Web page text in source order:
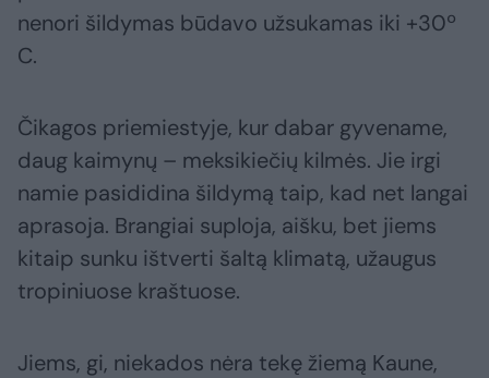
nenori šildymas būdavo užsukamas iki +30º
C.
Čikagos priemiestyje, kur dabar gyvename,
daug kaimynų – meksikiečių kilmės. Jie irgi
namie pasididina šildymą taip, kad net langai
aprasoja. Brangiai suploja, aišku, bet jiems
kitaip sunku ištverti šaltą klimatą, užaugus
tropiniuose kraštuose.
Jiems, gi, niekados nėra tekę žiemą Kaune,